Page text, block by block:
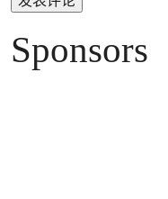
Sponsors